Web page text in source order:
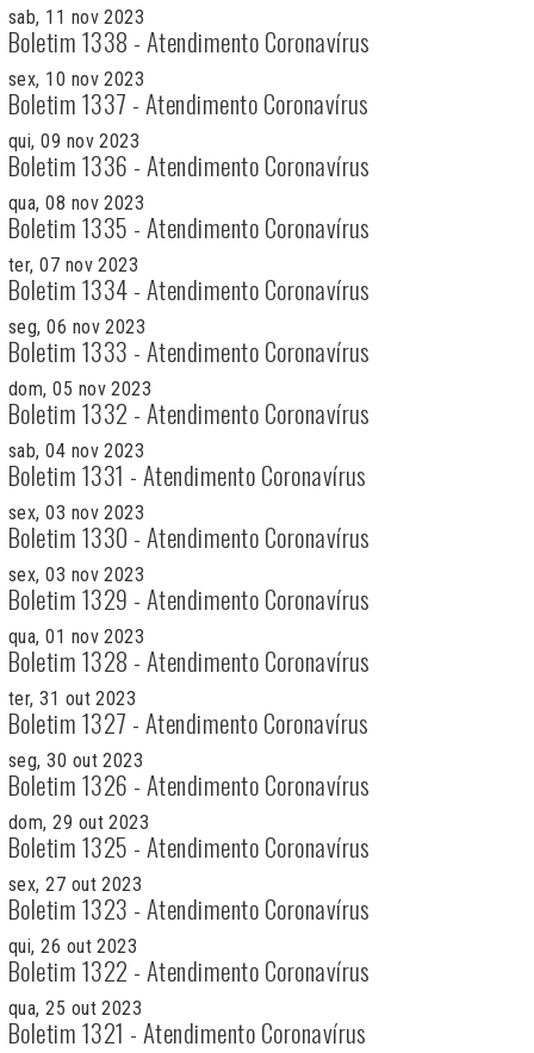
sab, 11 nov 2023
Boletim 1338 - Atendimento Coronavírus
sex, 10 nov 2023
Boletim 1337 - Atendimento Coronavírus
qui, 09 nov 2023
Boletim 1336 - Atendimento Coronavírus
qua, 08 nov 2023
Boletim 1335 - Atendimento Coronavírus
ter, 07 nov 2023
Boletim 1334 - Atendimento Coronavírus
seg, 06 nov 2023
Boletim 1333 - Atendimento Coronavírus
dom, 05 nov 2023
Boletim 1332 - Atendimento Coronavírus
sab, 04 nov 2023
Boletim 1331 - Atendimento Coronavírus
sex, 03 nov 2023
Boletim 1330 - Atendimento Coronavírus
sex, 03 nov 2023
Boletim 1329 - Atendimento Coronavírus
qua, 01 nov 2023
Boletim 1328 - Atendimento Coronavírus
ter, 31 out 2023
Boletim 1327 - Atendimento Coronavírus
seg, 30 out 2023
Boletim 1326 - Atendimento Coronavírus
dom, 29 out 2023
Boletim 1325 - Atendimento Coronavírus
sex, 27 out 2023
Boletim 1323 - Atendimento Coronavírus
qui, 26 out 2023
Boletim 1322 - Atendimento Coronavírus
qua, 25 out 2023
Boletim 1321 - Atendimento Coronavírus